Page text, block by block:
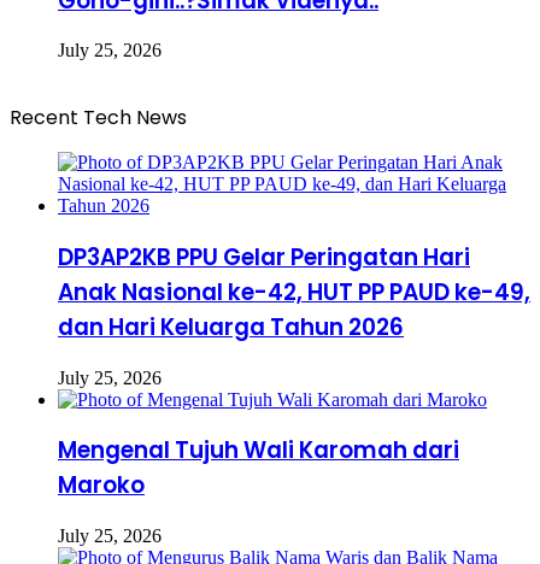
July 25, 2026
Recent Tech News
DP3AP2KB PPU Gelar Peringatan Hari
Anak Nasional ke-42, HUT PP PAUD ke-49,
dan Hari Keluarga Tahun 2026
July 25, 2026
Mengenal Tujuh Wali Karomah dari
Maroko
July 25, 2026